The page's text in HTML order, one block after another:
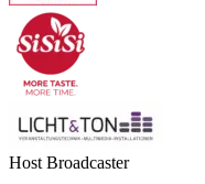
Host Broadcaster